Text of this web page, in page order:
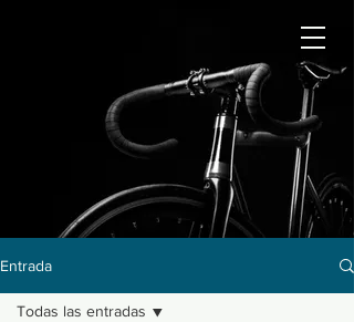
Entrada
Todas las entradas